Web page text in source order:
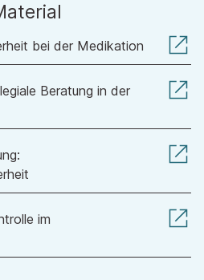
bei der Medikation
Beratung in der
im